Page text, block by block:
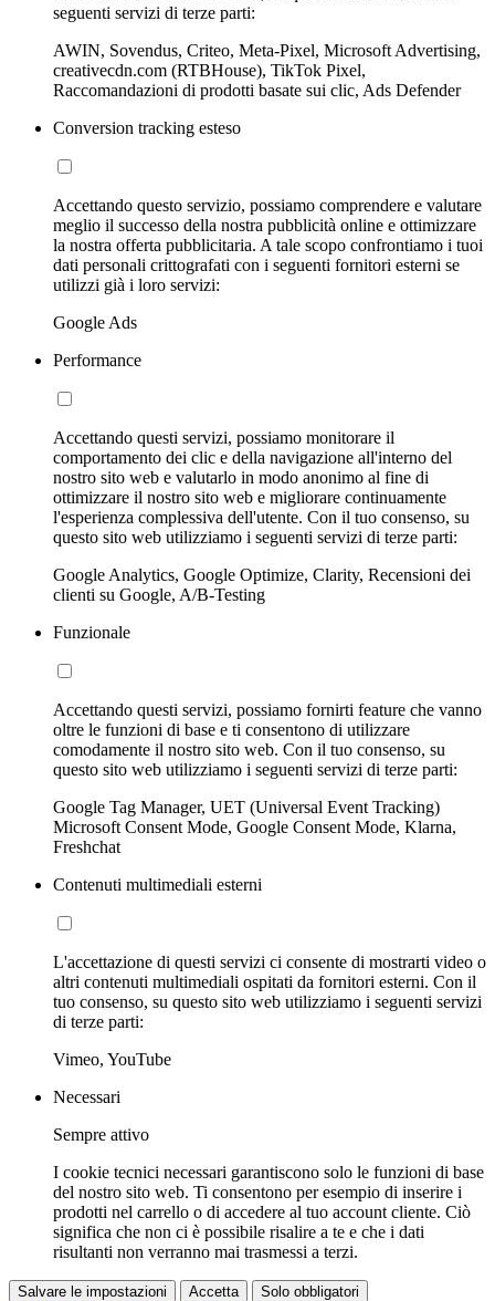
seguenti servizi di terze parti:
AWIN, Sovendus, Criteo, Meta-Pixel, Microsoft Advertising,
creativecdn.com (RTBHouse), TikTok Pixel,
Raccomandazioni di prodotti basate sui clic, Ads Defender
Conversion tracking esteso
Accettando questo servizio, possiamo comprendere e valutare
meglio il successo della nostra pubblicità online e ottimizzare
la nostra offerta pubblicitaria. A tale scopo confrontiamo i tuoi
dati personali crittografati con i seguenti fornitori esterni se
utilizzi già i loro servizi:
Google Ads
Performance
Accettando questi servizi, possiamo monitorare il
comportamento dei clic e della navigazione all'interno del
nostro sito web e valutarlo in modo anonimo al fine di
ottimizzare il nostro sito web e migliorare continuamente
l'esperienza complessiva dell'utente. Con il tuo consenso, su
questo sito web utilizziamo i seguenti servizi di terze parti:
Google Analytics, Google Optimize, Clarity, Recensioni dei
clienti su Google, A/B-Testing
Funzionale
Accettando questi servizi, possiamo fornirti feature che vanno
oltre le funzioni di base e ti consentono di utilizzare
comodamente il nostro sito web. Con il tuo consenso, su
questo sito web utilizziamo i seguenti servizi di terze parti:
Google Tag Manager, UET (Universal Event Tracking)
Microsoft Consent Mode, Google Consent Mode, Klarna,
Freshchat
Contenuti multimediali esterni
L'accettazione di questi servizi ci consente di mostrarti video o
altri contenuti multimediali ospitati da fornitori esterni. Con il
tuo consenso, su questo sito web utilizziamo i seguenti servizi
di terze parti:
Vimeo, YouTube
Necessari
Sempre attivo
I cookie tecnici necessari garantiscono solo le funzioni di base
del nostro sito web. Ti consentono per esempio di inserire i
prodotti nel carrello o di accedere al tuo account cliente. Ciò
significa che non ci è possibile risalire a te e che i dati
risultanti non verranno mai trasmessi a terzi.
Salvare le impostazioni Accetta Solo obbligatori